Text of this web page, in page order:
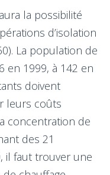
la possibilité
d’isolation
La population de
en 1999, à 142 en
doivent
leurs coûts
concentration de
des 21
il faut trouver une